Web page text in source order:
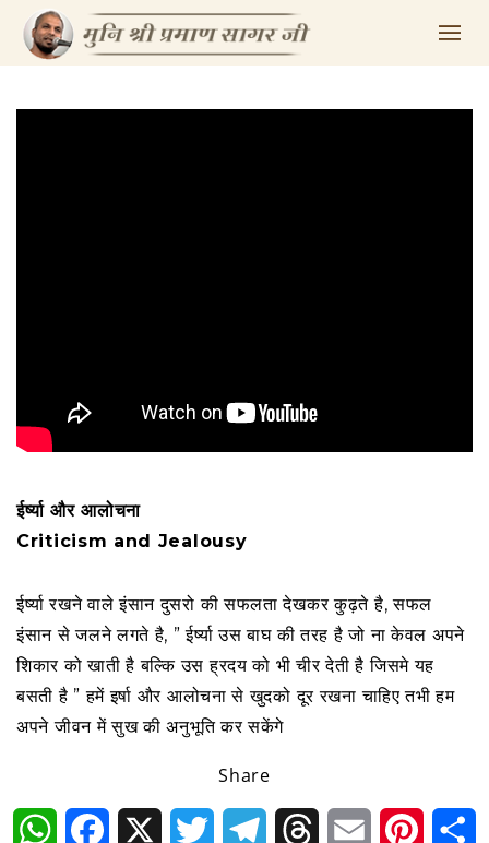
ईर्ष्या और आलोचना
Criticism and Jealousy
ईर्ष्या रखने वाले इंसान दुसरो की सफलता देखकर कुढ़ते है, सफल
इंसान से जलने लगते है, ” ईर्ष्या उस बाघ की तरह है जो ना केवल अपने
शिकार को खाती है बल्कि उस ह्रदय को भी चीर देती है जिसमे यह
बसती है ” हमें इर्षा और आलोचना से खुदको दूर रखना चाहिए तभी हम
अपने जीवन में सुख की अनुभूति कर सकेंगे
Share
WhatsAppFacebook Twitter TelegramThreadsEmail